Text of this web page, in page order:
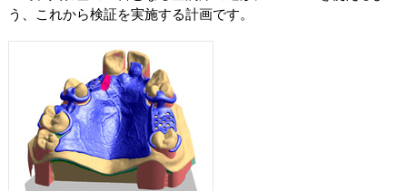
う、これから検証を実施する計画です。